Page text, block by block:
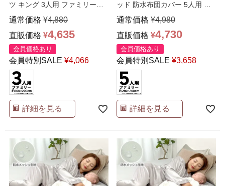
ツ キング 3人用 ファミリーサ
イズ 200x20 …
通常価格 ¥4,880
直販価格 ¥4,635
会員価格あり
会員特別SALE ¥4,066
詳細を見る
ッド 防水布団カバー 5人用 フ
ァミリーサイズ…
通常価格 ¥4,980
直販価格 ¥4,730
会員価格あり
会員特別SALE ¥3,658
詳細を見る